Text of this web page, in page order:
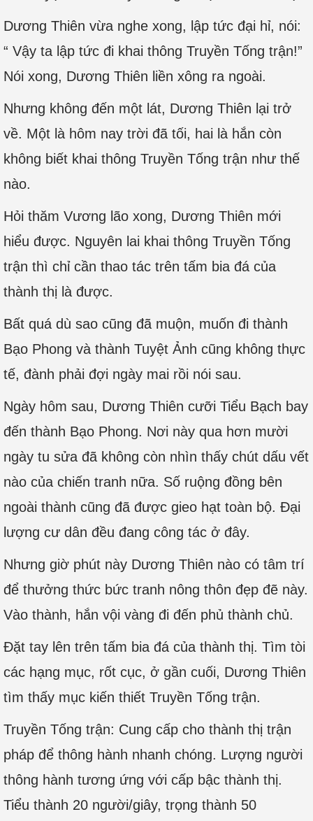
Dương Thiên vừa nghe xong, lập tức đại hỉ, nói:
“ Vậy ta lập tức đi khai thông Truyền Tống trận!”
Nói xong, Dương Thiên liền xông ra ngoài.
Nhưng không đến một lát, Dương Thiên lại trở
về. Một là hôm nay trời đã tối, hai là hắn còn
không biết khai thông Truyền Tống trận như thế
nào.
Hỏi thăm Vương lão xong, Dương Thiên mới
hiểu được. Nguyên lai khai thông Truyền Tống
trận thì chỉ cần thao tác trên tấm bia đá của
thành thị là được.
Bất quá dù sao cũng đã muộn, muốn đi thành
Bạo Phong và thành Tuyệt Ảnh cũng không thực
tế, đành phải đợi ngày mai rồi nói sau.
Ngày hôm sau, Dương Thiên cưỡi Tiểu Bạch bay
đến thành Bạo Phong. Nơi này qua hơn mười
ngày tu sửa đã không còn nhìn thấy chút dấu vết
nào của chiến tranh nữa. Số ruộng đồng bên
ngoài thành cũng đã được gieo hạt toàn bộ. Đại
lượng cư dân đều đang công tác ở đây.
Nhưng giờ phút này Dương Thiên nào có tâm trí
để thưởng thức bức tranh nông thôn đẹp đẽ này.
Vào thành, hắn vội vàng đi đến phủ thành chủ.
Đặt tay lên trên tấm bia đá của thành thị. Tìm tòi
các hạng mục, rốt cục, ở gần cuối, Dương Thiên
tìm thấy mục kiến thiết Truyền Tống trận.
Truyền Tống trận: Cung cấp cho thành thị trận
pháp để thông hành nhanh chóng. Lượng người
thông hành tương ứng với cấp bậc thành thị.
Tiểu thành 20 người/giây, trọng thành 50